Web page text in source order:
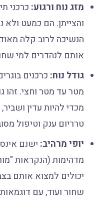
מזג נוח ורגוע:כרכני
והצייתן. הם כמעט ולא
הנשיכה לרוב קלה
אותם לנהדרים למי
גודל נוח:כרכנים
מטר עד מטר וחצי. זהו
מכדי להיות עדין
טרריום ענק וטיפול
יופי מרהיב:ישנם
מדהימות (הנקראות
יכולים למצוא אותם
שחור ועוד, עם